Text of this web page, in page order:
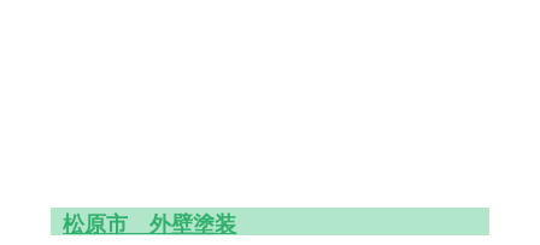
松原市 外壁塗装